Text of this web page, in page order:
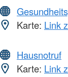
Karte: Link
Hausnotruf
Karte: Link